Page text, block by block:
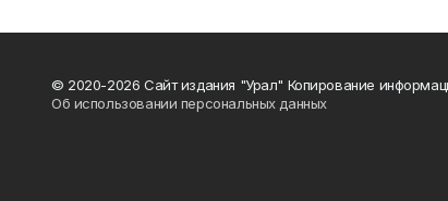
© 2020-2026 Сайт издания "Урал" Копирование
Об использовании персональных данных